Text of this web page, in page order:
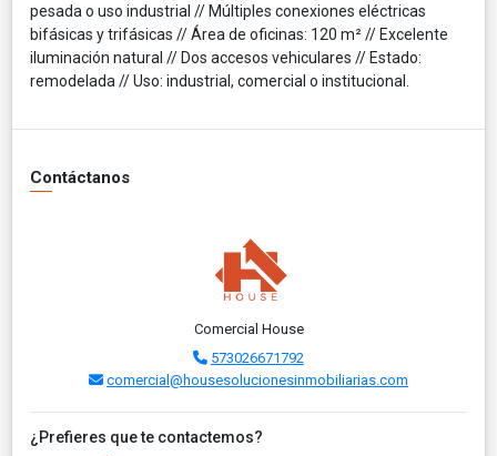
pesada o uso industrial // Múltiples conexiones eléctricas
bifásicas y trifásicas // Área de oficinas: 120 m² // Excelente
iluminación natural // Dos accesos vehiculares // Estado:
remodelada // Uso: industrial, comercial o institucional.
Contáctanos
Comercial House
573026671792
comercial@housesolucionesinmobiliarias.com
¿Prefieres que te contactemos?